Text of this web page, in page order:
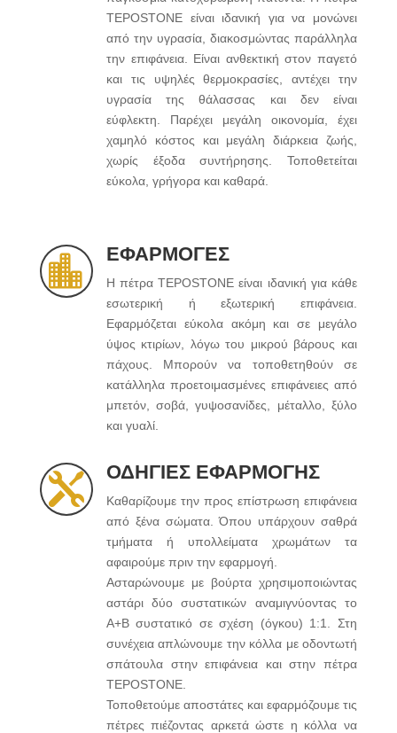
TEPOSTONE είναι ιδανική για να μονώνει
από την υγρασία, διακοσμώντας παράλληλα
την επιφάνεια. Είναι ανθεκτική στον παγετό
και τις υψηλές θερμοκρασίες, αντέχει την
υγρασία της θάλασσας και δεν είναι
εύφλεκτη. Παρέχει μεγάλη οικονομία, έχει
χαμηλό κόστος και μεγάλη διάρκεια ζωής,
χωρίς έξοδα συντήρησης. Τοποθετείται
εύκολα, γρήγορα και καθαρά.
 ΕΦΑΡΜΟΓΕΣ
Η πέτρα TEPOSTONE είναι ιδανική για κάθε
εσωτερική ή εξωτερική επιφάνεια.
Εφαρμόζεται εύκολα ακόμη και σε μεγάλο
ύψος κτιρίων, λόγω του μικρού βάρους και
πάχους. Μπορούν να τοποθετηθούν σε
κατάλληλα προετοιμασμένες επιφάνειες από
μπετόν, σοβά, γυψοσανίδες, μέταλλο, ξύλο
και γυαλί.
 ΟΔΗΓΙΕΣ ΕΦΑΡΜΟΓΗΣ
Καθαρίζουμε την προς επίστρωση επιφάνεια
από ξένα σώματα. Όπου υπάρχουν σαθρά
τμήματα ή υπολλείματα χρωμάτων τα
αφαιρούμε πριν την εφαρμογή.
Ασταρώνουμε με βούρτα χρησιμοποιώντας
αστάρι δύο συστατικών αναμιγνύοντας το
Α+Β συστατικό σε σχέση (όγκου) 1:1. Στη
συνέχεια απλώνουμε την κόλλα με οδοντωτή
σπάτουλα στην επιφάνεια και στην πέτρα
TEPOSTONE.
Τοποθετούμε αποστάτες και εφαρμόζουμε τις
πέτρες πιέζοντας αρκετά ώστε η κόλλα να